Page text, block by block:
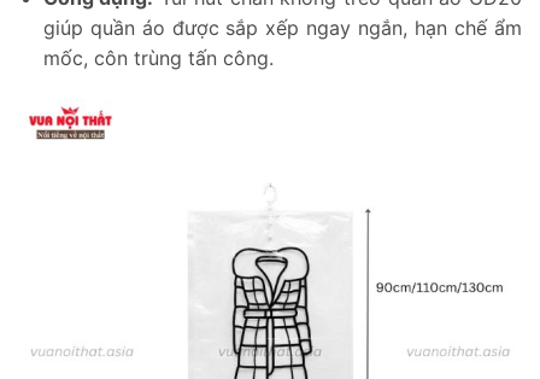
giúp quần áo được sắp xếp ngay ngắn, hạn chế ẩm
mốc, côn trùng tấn công.